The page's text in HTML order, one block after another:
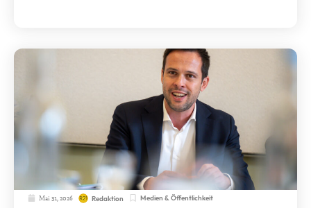
Mai 31, 2026 Redaktion Medien & Öffentlichkeit